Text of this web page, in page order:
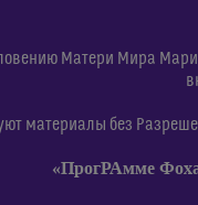
Матери Мира
материалы без
«ПрогРАмме